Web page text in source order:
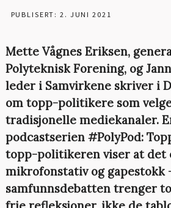
PUBLISERT: 2. JUNI 2021
Mette Vågnes Eriksen,
Polyteknisk Forening, og
leder i Samvirkene skriver i
om topp-politikere som
tradisjonelle mediekanaler.
podcastserien #PolyPod:
topp-politikeren viser at det
mikrofonstativ og gapestokk
samfunnsdebatten trenger